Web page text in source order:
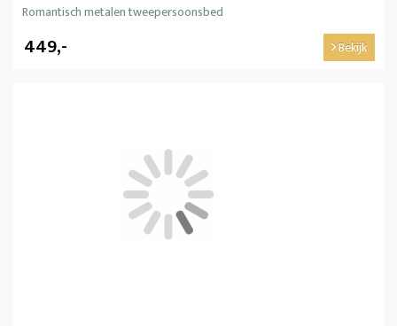
Romantisch metalen tweepersoonsbed
449,- Bekijk